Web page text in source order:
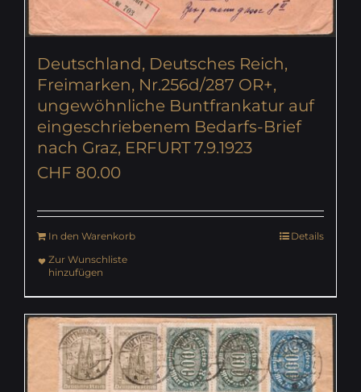
Deutschland, Deutsches Reich,
Freimarken, Nr.256d/287 OR+,
ungewöhnliche Buntfrankatur auf
eingeschriebenem Bedarfs-Brief
nach Graz, ERFURT 7.9.1923
CHF 80.00
In den Warenkorb
Details
Zur Wunschliste
hinzufügen